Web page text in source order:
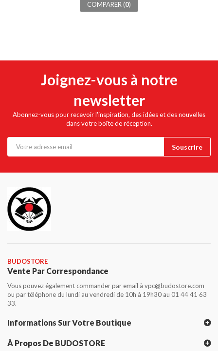
COMPARER (0)
Joignez-vous à notre
newsletter
Abonnez-vous pour recevoir l'inspiration, des idées et des nouvelles
dans votre boîte de réception.
BUDOSTORE
Vente Par Correspondance
Vous pouvez également commander par email à vpc@budostore.com
ou par téléphone du lundi au vendredi de 10h à 19h30 au 01 44 41 63
33.
Informations Sur Votre Boutique
À Propos De BUDOSTORE